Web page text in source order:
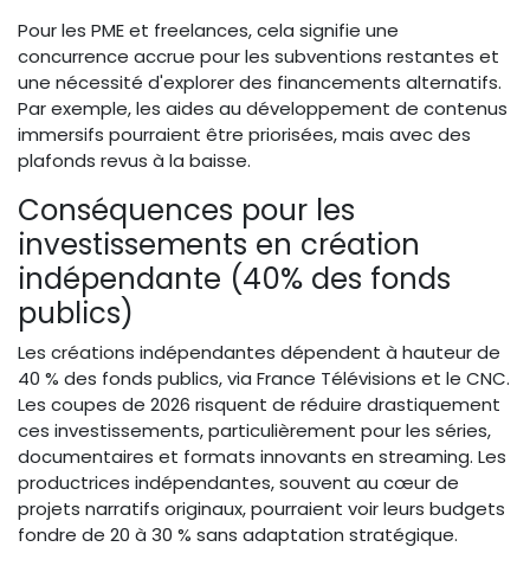
Pour les PME et freelances, cela signifie une
concurrence accrue pour les subventions restantes et
une nécessité d'explorer des financements alternatifs.
Par exemple, les aides au développement de contenus
immersifs pourraient être priorisées, mais avec des
plafonds revus à la baisse.
Conséquences pour les
investissements en création
indépendante (40% des fonds
publics)
Les créations indépendantes dépendent à hauteur de
40 % des fonds publics, via France Télévisions et le CNC.
Les coupes de 2026 risquent de réduire drastiquement
ces investissements, particulièrement pour les séries,
documentaires et formats innovants en streaming. Les
productrices indépendantes, souvent au cœur de
projets narratifs originaux, pourraient voir leurs budgets
fondre de 20 à 30 % sans adaptation stratégique.